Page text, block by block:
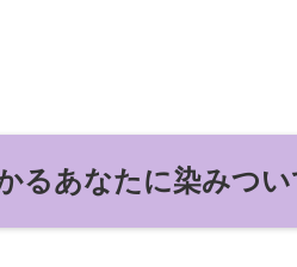
るあなたに染みつ